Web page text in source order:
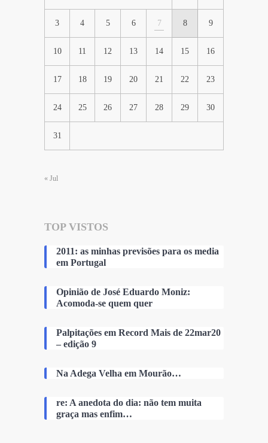
3 4 5 6 7 8 9
10 11 12 13 14 15 16
17 18 19 20 21 22 23
24 25 26 27 28 29 30
31
« Jul
TOP VISTOS
2011: as minhas previsões para os media
em Portugal
Opinião de José Eduardo Moniz:
Acomoda-se quem quer
Palpitações em Record Mais de 22mar20
– edição 9
Na Adega Velha em Mourão…
re: A anedota do dia: não tem muita
graça mas enfim…